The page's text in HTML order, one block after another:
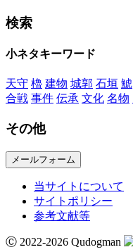
検索
小ネタキーワード
天守 櫓 建物 城郭 石垣 鯱
合戦 事件 伝承 文化 名物
その他
メールフォーム
当サイトについて
サイトポリシー
参考文献等
Ⓒ 2022-2026 Qudogman